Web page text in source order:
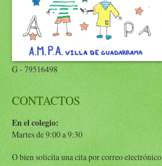
G - 79516498
CONTACTOS
En el colegio:
Martes de 9:00 a 9:30
O bien solicita una cita por correo electrónico